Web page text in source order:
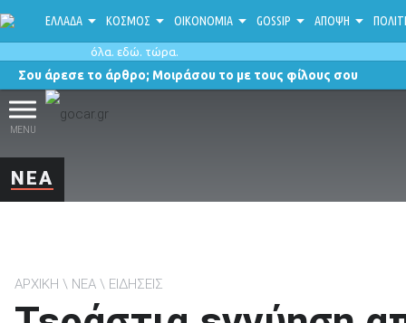
ΕΛΛΑΔΑ ΚΟΣΜΟΣ ΟΙΚΟΝΟΜΙΑ GOSSIP ΑΠΟΨΗ
όλα. εδώ. τώρα.
Σου άρεσε το άρθρο; Μοιράσου το με τους φίλους σου